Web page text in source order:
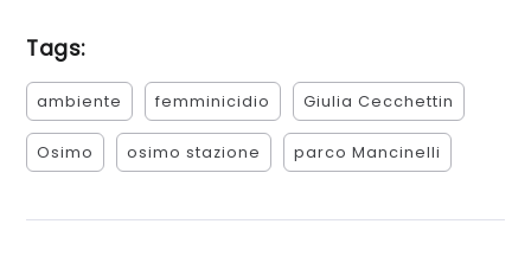
Tags:
ambiente femminicidio Giulia Cecchettin
Osimo osimo stazione parco Mancinelli